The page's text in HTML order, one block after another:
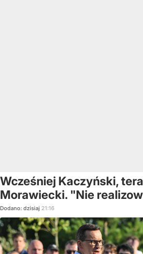
Wcześniej Kaczyński,
Morawiecki. "Nie
Dodano: dzisiaj 21:16